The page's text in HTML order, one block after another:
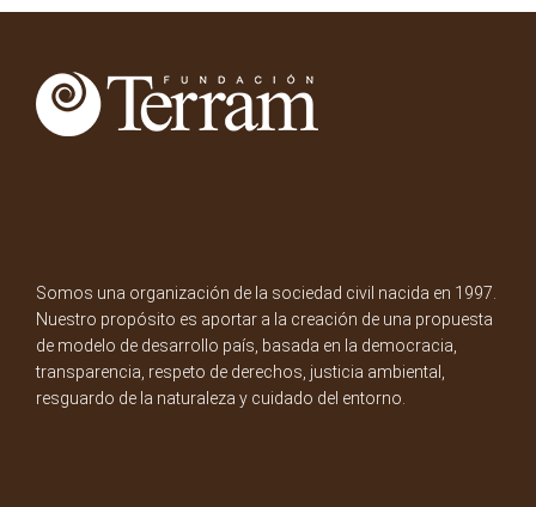
Somos una organización de la sociedad civil nacida en 1997.
Nuestro propósito es aportar a la creación de una propuesta
de modelo de desarrollo país, basada en la democracia,
transparencia, respeto de derechos, justicia ambiental,
resguardo de la naturaleza y cuidado del entorno.